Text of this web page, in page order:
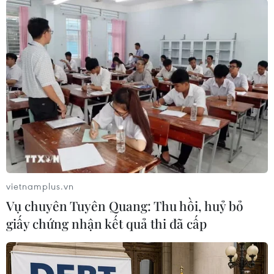
lịch biển đảo hấp dẫn du
khách quốc tế
Mặc dù mới bắt đầu cao điểm du
lịch Hè, nhưng các tuyến du lịch
biển đảo của tỉnh Quảng Ninh
như vịnh Hạ Long, đảo Vân Đồn,
đảo Cô Tô ghi nhận lượng khách
quốc tế tăng vọt.
vietnamplus.vn
Vụ chuyên Tuyên Quang: Thu hồi, huỷ bỏ
giấy chứng nhận kết quả thi đã cấp